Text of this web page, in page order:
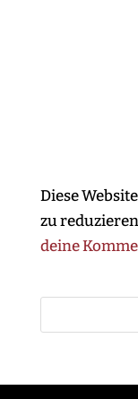
Diese
zu
deine